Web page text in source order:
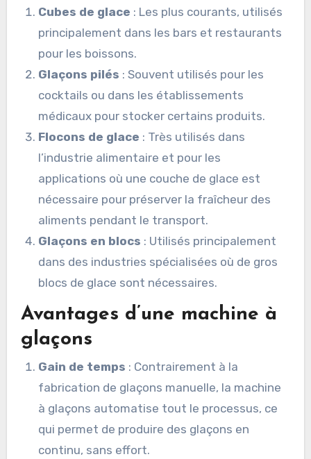
Cubes de glace : Les plus courants, utilisés
principalement dans les bars et restaurants
pour les boissons.
Glaçons pilés : Souvent utilisés pour les
cocktails ou dans les établissements
médicaux pour stocker certains produits.
Flocons de glace : Très utilisés dans
l’industrie alimentaire et pour les
applications où une couche de glace est
nécessaire pour préserver la fraîcheur des
aliments pendant le transport.
Glaçons en blocs : Utilisés principalement
dans des industries spécialisées où de gros
blocs de glace sont nécessaires.
Avantages d’une machine à
glaçons
Gain de temps : Contrairement à la
fabrication de glaçons manuelle, la machine
à glaçons automatise tout le processus, ce
qui permet de produire des glaçons en
continu, sans effort.